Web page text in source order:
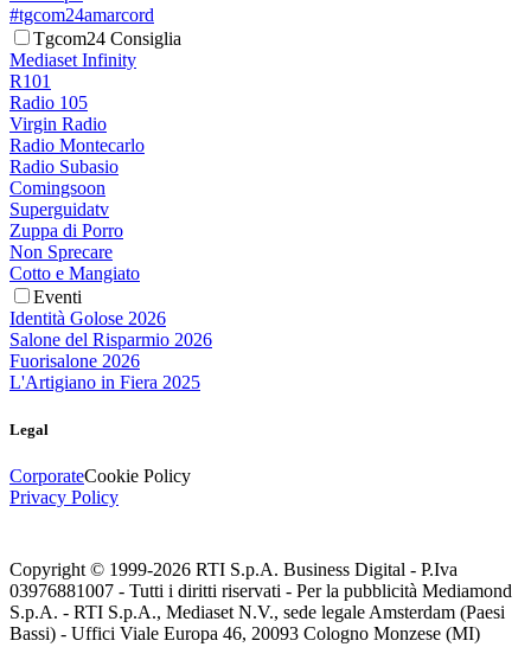
#tgcom24amarcord
Tgcom24 Consiglia
Mediaset Infinity
R101
Radio 105
Virgin Radio
Radio Montecarlo
Radio Subasio
Comingsoon
Superguidatv
Zuppa di Porro
Non Sprecare
Cotto e Mangiato
Eventi
Identità Golose 2026
Salone del Risparmio 2026
Fuorisalone 2026
L'Artigiano in Fiera 2025
Legal
CorporateCookie Policy
Privacy Policy
Copyright © 1999-2026 RTI S.p.A. Business Digital - P.Iva
03976881007 - Tutti i diritti riservati - Per la pubblicità Mediamond
S.p.A. - RTI S.p.A., Mediaset N.V., sede legale Amsterdam (Paesi
Bassi) - Uffici Viale Europa 46, 20093 Cologno Monzese (MI)